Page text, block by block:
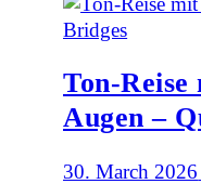
Ton-
Augen –
30. March 2026